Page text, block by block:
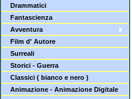
Drammatici
Fantascienza
Avventura
Film d' Autore
Surreali
Storici - Guerra
Classici ( bianco e nero )
Animazione - Animazione Digitale